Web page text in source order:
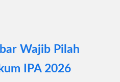
Wajib Pilah
IPA 2026